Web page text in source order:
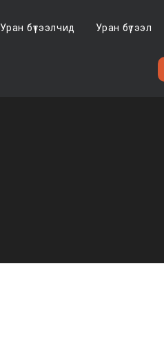
Уран бүтээлчид Уран бүтээл